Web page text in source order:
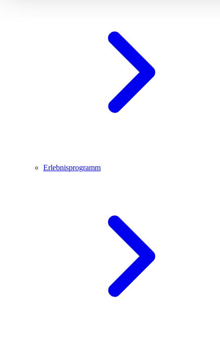
Erlebnisprogramm